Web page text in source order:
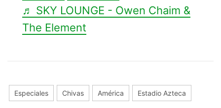
♬ SKY LOUNGE - Owen Chaim &
The Element
Especiales Chivas América Estadio Azteca